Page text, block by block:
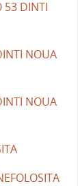
53 DINTI
NOUA
NOUA